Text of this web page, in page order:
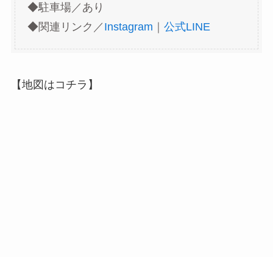
◆駐車場／あり
◆関連リンク／ Instagram 公式LINE
【地図はコチラ】